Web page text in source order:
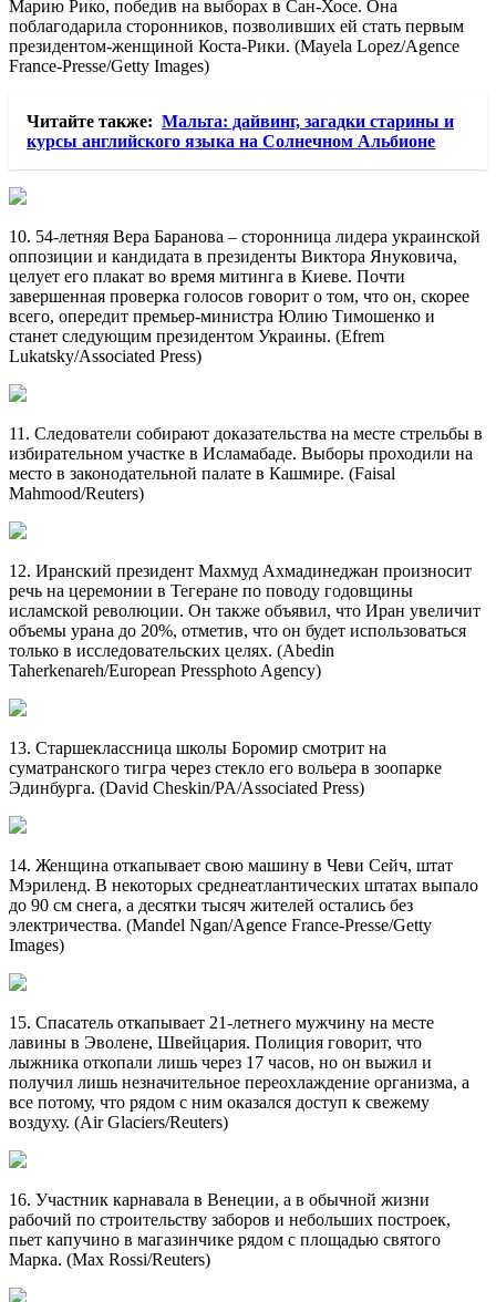
Марию Рико, победив на выборах в Сан-Хосе. Она
поблагодарила сторонников, позволивших ей стать первым
президентом-женщиной Коста-Рики. (Mayela Lopez/Agence
France-Presse/Getty Images)
Читайте также: Мальта: дайвинг, загадки старины и
курсы английского языка на Солнечном Альбионе
10. 54-летняя Вера Баранова – сторонница лидера украинской
оппозиции и кандидата в президенты Виктора Януковича,
целует его плакат во время митинга в Киеве. Почти
завершенная проверка голосов говорит о том, что он, скорее
всего, опередит премьер-министра Юлию Тимошенко и
станет следующим президентом Украины. (Efrem
Lukatsky/Associated Press)
11. Следователи собирают доказательства на месте стрельбы в
избирательном участке в Исламабаде. Выборы проходили на
место в законодательной палате в Кашмире. (Faisal
Mahmood/Reuters)
12. Иранский президент Махмуд Ахмадинеджан произносит
речь на церемонии в Тегеране по поводу годовщины
исламской революции. Он также объявил, что Иран увеличит
объемы урана до 20%, отметив, что он будет использоваться
только в исследовательских целях. (Abedin
Taherkenareh/European Pressphoto Agency)
13. Старшеклассница школы Боромир смотрит на
суматранского тигра через стекло его вольера в зоопарке
Эдинбурга. (David Cheskin/PA/Associated Press)
14. Женщина откапывает свою машину в Чеви Сейч, штат
Мэриленд. В некоторых среднеатлантических штатах выпало
до 90 см снега, а десятки тысяч жителей остались без
электричества. (Mandel Ngan/Agence France-Presse/Getty
Images)
15. Спасатель откапывает 21-летнего мужчину на месте
лавины в Эволене, Швейцария. Полиция говорит, что
лыжника откопали лишь через 17 часов, но он выжил и
получил лишь незначительное переохлаждение организма, а
все потому, что рядом с ним оказался доступ к свежему
воздуху. (Air Glaciers/Reuters)
16. Участник карнавала в Венеции, а в обычной жизни
рабочий по строительству заборов и небольших построек,
пьет капучино в магазинчике рядом с площадью святого
Марка. (Max Rossi/Reuters)